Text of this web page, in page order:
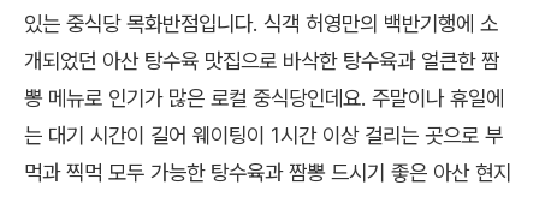
있는 중식당 목화반점입니다. 식객 허영만의 백반기행에 소
개되었던 아산 탕수육 맛집으로 바삭한 탕수육과 얼큰한 짬
뽕 메뉴로 인기가 많은 로컬 중식당인데요. 주말이나 휴일에
는 대기 시간이 길어 웨이팅이 1시간 이상 걸리는 곳으로 부
먹과 찍먹 모두 가능한 탕수육과 짬뽕 드시기 좋은 아산 현지